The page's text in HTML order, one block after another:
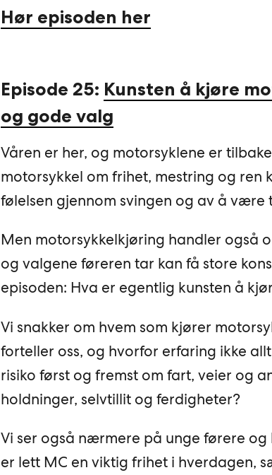
Hør episoden her
Episode 25: Kunsten å kjøre
og gode valg
Våren er her, og motorsyklene er
motorsykkel om frihet, mestring og ren
følelsen gjennom svingen og av å være
Men motorsykkelkjøring handler også
og valgene føreren tar kan få store
episoden: Hva er egentlig kunsten å
Vi snakker om hvem som kjører
forteller oss, og hvorfor erfaring ikke
risiko først og fremst om fart, veier og
holdninger, selvtillit og ferdigheter?
Vi ser også nærmere på unge førere
er lett MC en viktig frihet i hverdagen,